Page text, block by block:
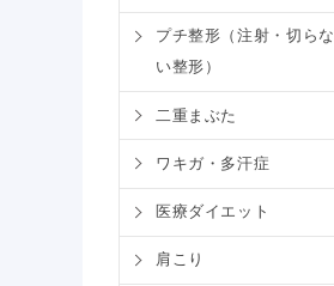
プチ整形（注射・切らな
い整形）
二重まぶた
ワキガ・多汗症
医療ダイエット
肩こり